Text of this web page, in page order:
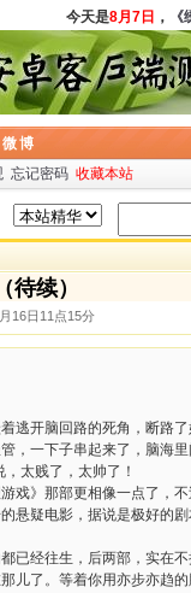
今天是8月7日，《
微博
忘记密码 收藏本站
续）
16日11点15分
逃开脑回路的死角，断路
，一下子串起来了，脑海
太贱了，太帅了！
戏》那部更相像一点了，
悬疑电影，据说是极好的
已经往生，后两部，实在
儿了。等着你用亦步亦趋